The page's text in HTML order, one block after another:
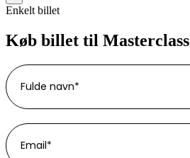
Enkelt billet
Køb billet til Masterclass